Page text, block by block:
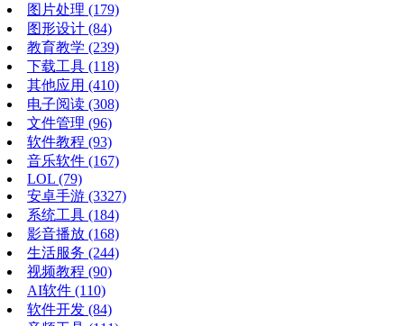
图片处理 (179)
图形设计 (84)
教育教学 (239)
下载工具 (118)
其他应用 (410)
电子阅读 (308)
文件管理 (96)
软件教程 (93)
音乐软件 (167)
LOL (79)
安卓手游 (3327)
系统工具 (184)
影音播放 (168)
生活服务 (244)
视频教程 (90)
AI软件 (110)
软件开发 (84)